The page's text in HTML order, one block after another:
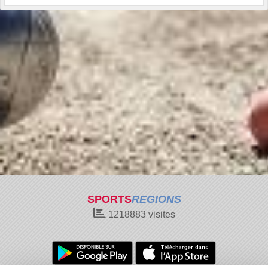
SPORTSREGIONS
1218883 visites